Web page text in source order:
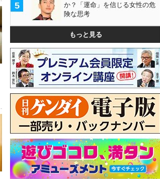
5
か？「運命」を信じる女性の危
険な思考
もっと見る